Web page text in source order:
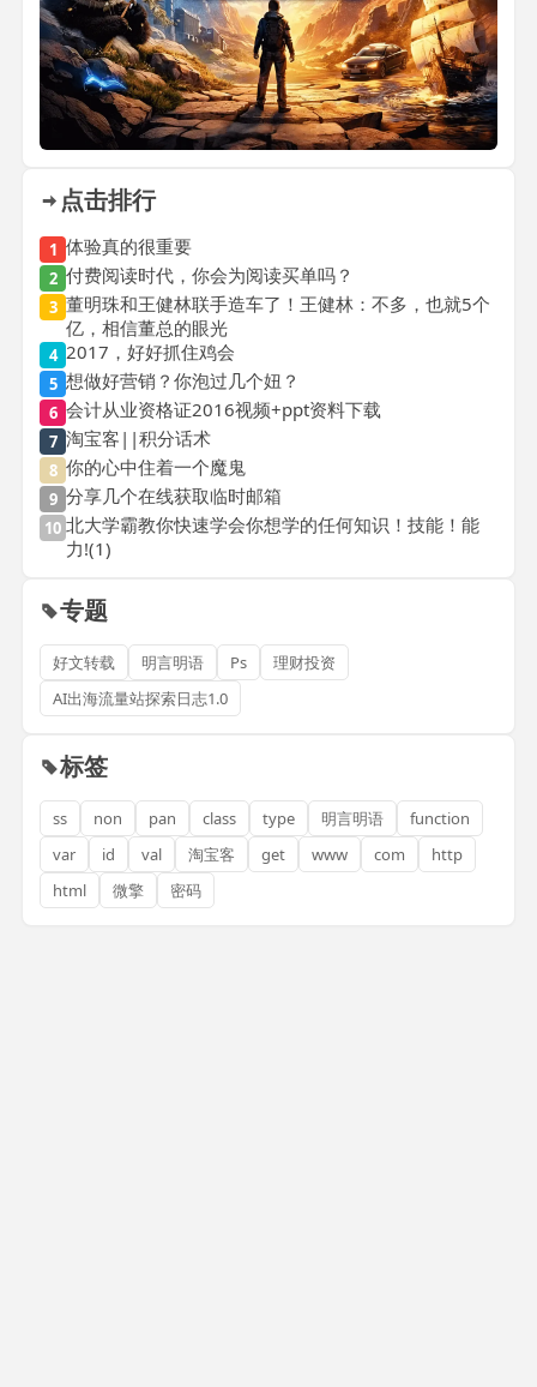
点击排行
1 体验真的很重要
2 付费阅读时代，你会为阅读买单吗？
3 董明珠和王健林联手造车了！王健林：不多，也就5个
亿，相信董总的眼光
4 2017，好好抓住鸡会
5 想做好营销？你泡过几个妞？
6 会计从业资格证2016视频+ppt资料下载
7 淘宝客||积分话术
8 你的心中住着一个魔鬼
9 分享几个在线获取临时邮箱
10 北大学霸教你快速学会你想学的任何知识！技能！能
力!(1)
专题
好文转载 明言明语 Ps
理财投资
AI出海流量站探索日志1.0
标签
ss non pan class type 明言明语
function
var
id val 淘宝客 get www com
http
html
微擎 密码